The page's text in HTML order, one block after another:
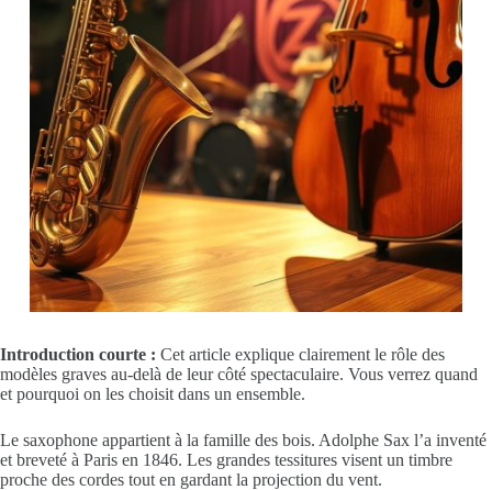
Introduction courte : Cet article explique clairement le rôle des
modèles graves au-delà de leur côté spectaculaire. Vous verrez quand
et pourquoi on les choisit dans un ensemble.
Le saxophone appartient à la famille des bois. Adolphe Sax l’a inventé
et breveté à Paris en 1846. Les grandes tessitures visent un timbre
proche des cordes tout en gardant la projection du vent.